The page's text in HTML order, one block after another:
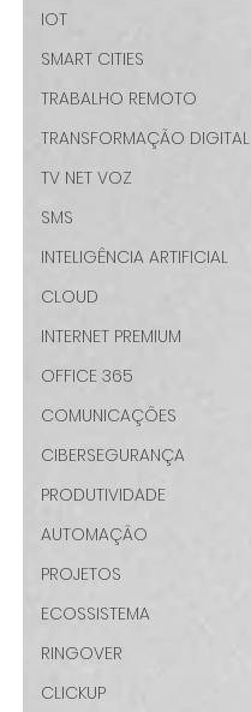
IOT
SMART CITIES
TRABALHO REMOTO
TRANSFORMAÇÃO DIGITAL
TV NET VOZ
SMS
INTELIGÊNCIA ARTIFICIAL
CLOUD
INTERNET PREMIUM
OFFICE 365
COMUNICAÇÕES
CIBERSEGURANÇA
PRODUTIVIDADE
AUTOMAÇÃO
PROJETOS
ECOSSISTEMA
RINGOVER
CLICKUP